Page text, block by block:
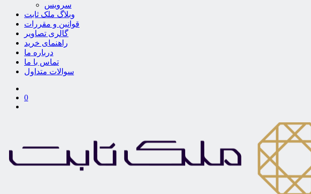
سرویس
وبلاگ ملک ثابت
قوانین و مقررات
گالری تصاویر
راهنمای خرید
درباره ما
تماس با ما
سوالات متداول
0